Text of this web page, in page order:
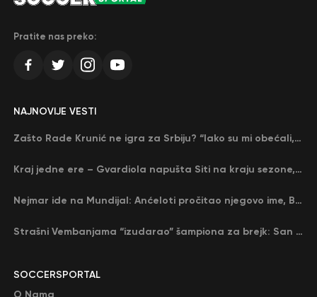
Pratite nas preko:
SOCCERSPORTAL
O Nama
NAJNOVIJE VESTI
Zašto Rade Krunić ne igra za Srbiju? “Iako su mi obećali, niko me nije zvao…”
Kraj jedne ere – Gvardiola napušta Siti na kraju sezone, menja ga njegov nekadašnji rival
Nejmar ide na Mundijal: Anćeloti pročitao njegovo ime, Brazil u delirijumu (VIDEO)
Strašni Vembanjama “izudarao” šampiona za brejk: San Antonio poveo protiv Oklahome